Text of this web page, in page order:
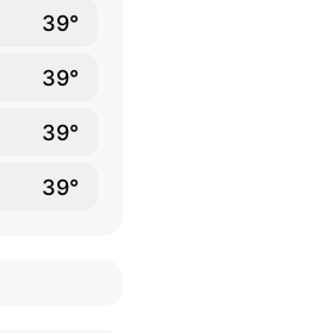
39°
39°
39°
39°